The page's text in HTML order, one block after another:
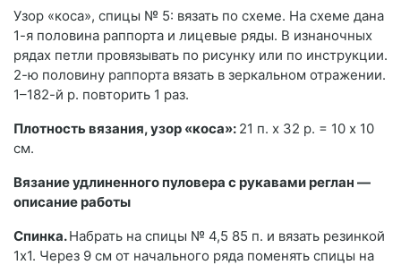
Узор «коса», спицы № 5: вязать по схеме. На схеме дана
1-я половина раппорта и лицевые ряды. В изнаночных
рядах петли провязывать по рисунку или по инструкции.
2-ю половину раппорта вязать в зеркальном отражении.
1–182-й р. повторить 1 раз.
Плотность вязания, узор «коса»: 21 п. х 32 р. = 10 x 10
см.
Вязание удлиненного пуловера с рукавами реглан —
описание работы
Спинка.Набрать на спицы № 4,5 85 п. и вязать резинкой
1х1. Через 9 см от начального ряда поменять спицы на